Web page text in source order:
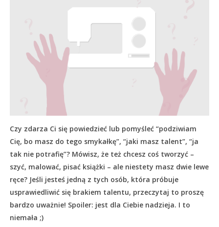
Czy zdarza Ci się powiedzieć lub pomyśleć “podziwiam
Cię, bo masz do tego smykałkę”, “jaki masz talent”, “ja
tak nie potrafię”? Mówisz, że też chcesz coś tworzyć –
szyć, malować, pisać książki – ale niestety masz dwie lewe
ręce? Jeśli jesteś jedną z tych osób, która próbuje
usprawiedliwić się brakiem talentu, przeczytaj to proszę
bardzo uważnie! Spoiler: jest dla Ciebie nadzieja. I to
niemała ;)